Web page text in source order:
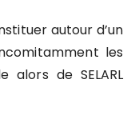
autour d’un
les
de SELARL